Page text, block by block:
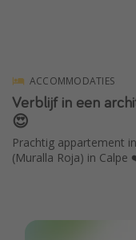
25 beste pretparken
Beste keukens ter
Center Parcs
Disneyland Parijs
All inclusive
ACCOMMODATIES
Verblijf in een
😍
Prachtig appartement
(Muralla Roja) in Calpe